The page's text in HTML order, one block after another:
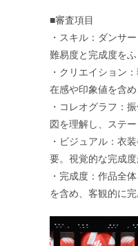
■審査項目
・スキル：ダンサ
難易度と完成度を
・クリエイション
在感や印象値を含
・コレオグラフ：
図を理解し、ステ
・ビジュアル：衣
要。視覚的な完成
・完成度：作品全
を含め、客観的に